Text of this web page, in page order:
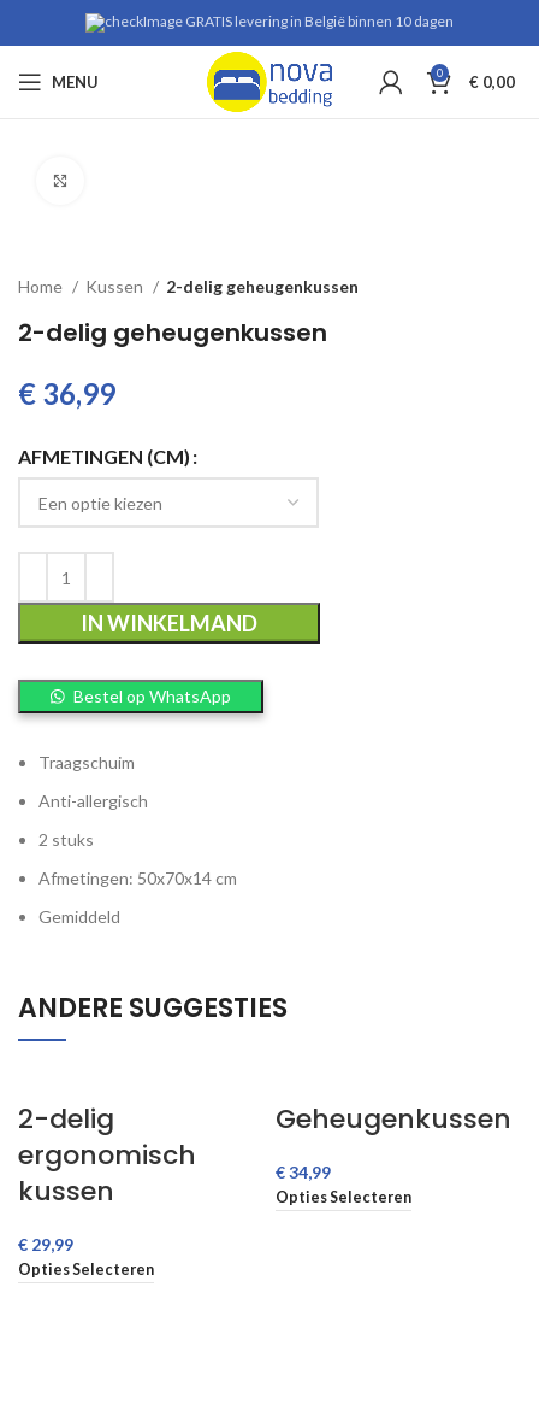
GRATIS levering in België binnen 10 dagen
MENU 0 € 0,00
Home Kussen 2-delig geheugenkussen
2-delig geheugenkussen
€
AFMETINGEN (CM)
IN WINKELMAND
Bestel op WhatsApp
Traagschuim
Anti-allergisch
2 stuks
Afmetingen: 50x70x14 cm
Gemiddeld
ANDERE SUGGESTIES
2-delig
ergonomisch
kussen
€
Opties Selecteren
Geheugenkussen
€
Opties Selecteren